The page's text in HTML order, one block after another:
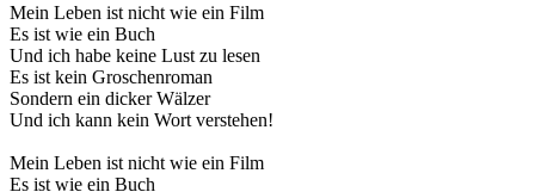
Mein Leben ist nicht wie ein Film
Es ist wie ein Buch
Und ich habe keine Lust zu lesen
Es ist kein Groschenroman
Sondern ein dicker Wälzer
Und ich kann kein Wort verstehen!
Mein Leben ist nicht wie ein Film
Es ist wie ein Buch